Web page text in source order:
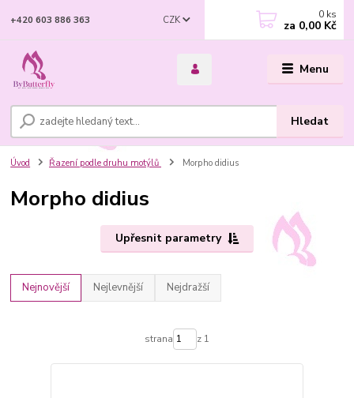
Menu
CZK
Hledat
+420 603 886 363 0 ks
za 0,00 Kč
Úvod Řazení podle druhu motýlů Morpho didius
Morpho didius
Upřesnit parametry
Nejnovější Nejlevnější Nejdražší
strana z 1